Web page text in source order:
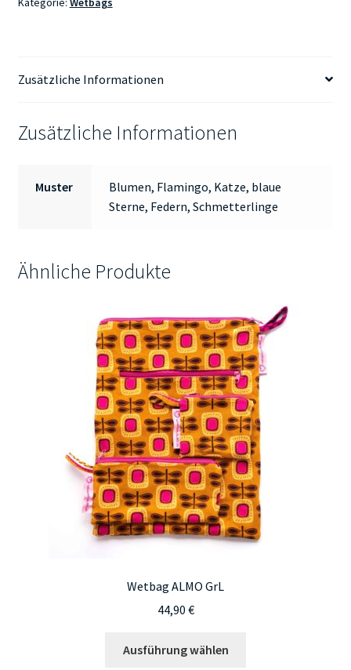
Zusätzliche Informationen
Zusätzliche Informationen
Muster
Blumen, Flamingo, Katze, blaue
Sterne, Federn, Schmetterlinge
Ähnliche Produkte
Wetbag ALMO GrL
44,90 €
Ausführung wählen